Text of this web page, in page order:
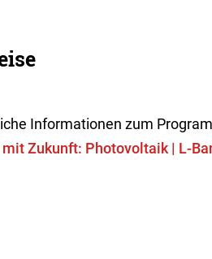
Informationen zum
mit Zukunft: Photovoltaik | L-